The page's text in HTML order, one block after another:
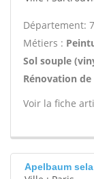
Département:
Métiers :
Sol souple
Rénovation
Voir la fiche
Apelbaum sela